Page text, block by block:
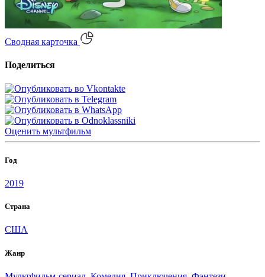
Сводная карточка
Поделиться
Оценить мультфильм
Год
2019
Страна
США
Жанр